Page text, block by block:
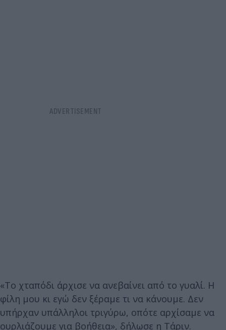
«Το χταπόδι άρχισε να ανεβαίνει από το γυαλί. Η
φίλη μου κι εγώ δεν ξέραμε τι να κάνουμε. Δεν
υπήρχαν υπάλληλοι τριγύρω, οπότε αρχίσαμε να
ουρλιάζουμε για βοήθεια», δήλωσε η Τάριν.